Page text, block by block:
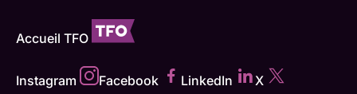
Accueil TFO
Instagram Facebook LinkedIn X